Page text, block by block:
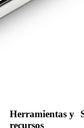
Herramientas y
recursos